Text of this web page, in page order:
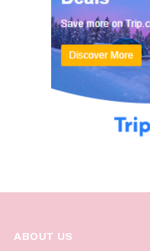
ABOUT US